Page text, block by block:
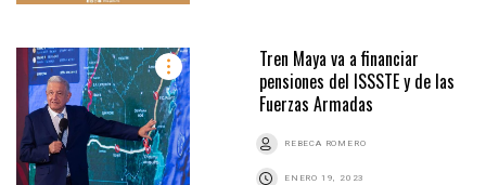
Tren Maya va a financiar
pensiones del ISSSTE y de las
Fuerzas Armadas
REBECA ROMERO
ENERO 19, 2023